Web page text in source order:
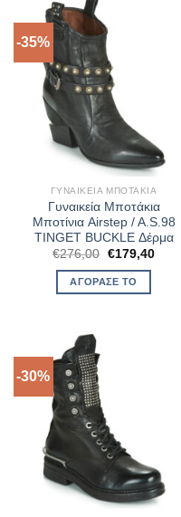
-35%
ΓΥΝΑΙΚΕΊΑ ΜΠΟΤΆΚΙΑ
Γυναικεία Μποτάκια
Μποτίνια Airstep / A.S.98
TINGET BUCKLE Δέρμα
€276,00 Original
was:
€276,00.
€179,40Η
ΑΓΌΡΑΣΈ ΤΟ
-30%